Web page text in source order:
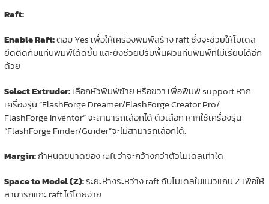
Raft:
Enable Raft:ตอบ Yes เพื่อให้เครื่องพิมพ์สร้าง raft ซึ่งจะช่วยให้โมเดล
ยึดติดกับแท่นพิมพ์ได้ดีขึ้น และยังช่วยปรับพื้นผิวแท่นพิมพ์ที่ไม่เรียบได้อีก
ด้วย
Select Extruder:เลือกหัวพิมพ์ซ้าย หรือขวา เพื่อพิมพ์ support หาก
เครื่องรุ่น “FlashForge Dreamer/FlashForge Creator Pro/
FlashForge Inventor” จะสามารถเลือกได้ ตัวเลือก หากใช้เครื่องรุ่น
“FlashForge Finder/Guider”จะไม่สามารถเลือกได้.
Margin:กำหนดขนาดของ raft ว่าจะกว้างกว่าตัวโมเดลเท่าใด
Space to Model (Z):ระยะห่างระหว่าง raft กับโมเดลในแนวแกน Z เพื่อให้
สามารถแกะ raft ได้โดยง่าย